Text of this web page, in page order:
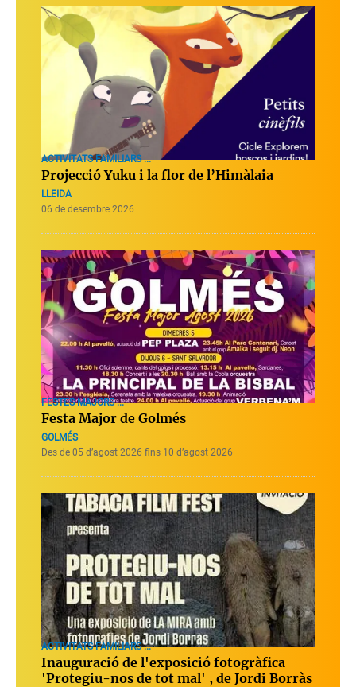
ACTIVITATS FAMILIARS ...
Projecció Yuku i la flor de l’Himàlaia
LLEIDA
06 de desembre 2026
FESTES MAJORS ...
Festa Major de Golmés
GOLMÉS
Des de 05 d’agost 2026 fins 10 d’agost 2026
ACTIVITATS FAMILIARS ...
Inauguració de l'exposició fotogràfica
'Protegiu-nos de tot mal' , de Jordi Borràs